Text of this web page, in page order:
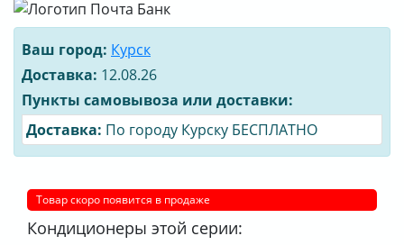
Ваш город: Курск
Доставка: 12.08.26
Пункты самовывоза или доставки:
Доставка: По городу Курску БЕСПЛАТНО
Товар скоро появится в продаже
Кондиционеры этой серии: